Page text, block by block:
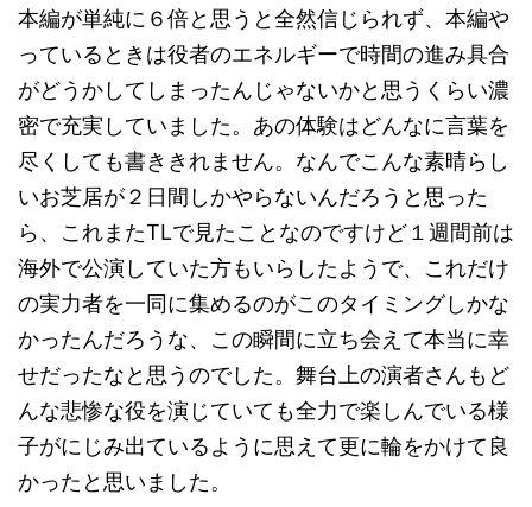
本編が単純に６倍と思うと全然信じられず、本編や
っているときは役者のエネルギーで時間の進み具合
がどうかしてしまったんじゃないかと思うくらい濃
密で充実していました。あの体験はどんなに言葉を
尽くしても書ききれません。なんでこんな素晴らし
いお芝居が２日間しかやらないんだろうと思った
ら、これまたTLで見たことなのですけど１週間前は
海外で公演していた方もいらしたようで、これだけ
の実力者を一同に集めるのがこのタイミングしかな
かったんだろうな、この瞬間に立ち会えて本当に幸
せだったなと思うのでした。舞台上の演者さんもど
んな悲惨な役を演じていても全力で楽しんでいる様
子がにじみ出ているように思えて更に輪をかけて良
かったと思いました。